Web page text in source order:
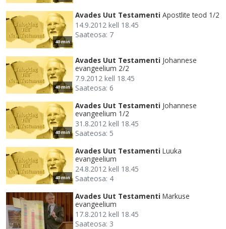
40 min
Avades Uut Testamenti Apostlite teod 1/2
14.9.2012 kell 18.45
Saateosa: 7
40 min
Avades Uut Testamenti Johannese
evangeelium 2/2
7.9.2012 kell 18.45
Saateosa: 6
40 min
Avades Uut Testamenti Johannese
evangeelium 1/2
31.8.2012 kell 18.45
Saateosa: 5
40 min
Avades Uut Testamenti Luuka
evangeelium
24.8.2012 kell 18.45
Saateosa: 4
Avades Uut Testamenti Markuse
evangeelium
17.8.2012 kell 18.45
Saateosa: 3